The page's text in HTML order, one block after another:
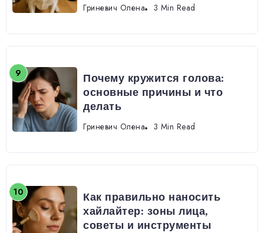
Гриневич Олена 3 Min Read
Почему кружится голова:
основные причины и что
делать
Гриневич Олена 3 Min Read
Как правильно наносить
хайлайтер: зоны лица,
советы и инструменты